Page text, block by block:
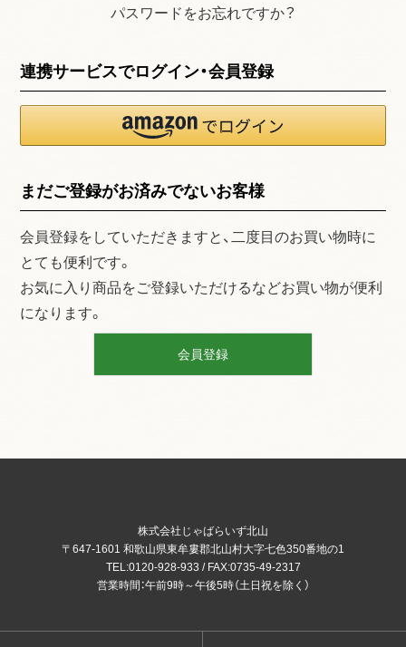
パスワードをお忘れですか？
連携サービスでログイン・会員登録
まだご登録がお済みでないお客様
会員登録をしていただきますと、二度目のお買い物時に
とても便利です。
お気に入り商品をご登録いただけるなどお買い物が便利
になります。
会員登録
株式会社じゃばらいず北山
〒647-1601 和歌山県東牟婁郡北山村大字七色350番地の1
TEL:0120-928-933 / FAX:0735-49-2317
営業時間：午前9時～午後5時（土日祝を除く）